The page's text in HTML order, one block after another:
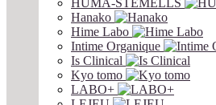
HUMA-STEMELLS
Hanako
Hime Labo
Intime Organique
Is Clinical
Kyo tomo
LABO+